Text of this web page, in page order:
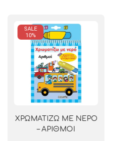
SALE
10%
ΧΡΩΜΑΤΙΖΩ ΜΕ ΝΕΡΟ
– ΑΡΙΘΜΟΙ